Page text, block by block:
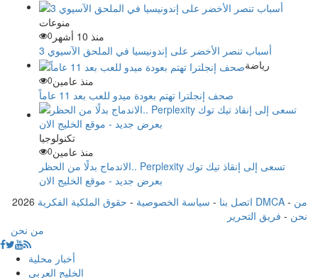
منوعات
منذ 10 أشهر
0
3 أسباب تنصر الأخضر على إندونيسيا في الملحق الآسيوي
رياضة
منذ عامين0
صحف إنجلترا تهتم بعودة ميدو للعب بعد 11 عاماً
تكنولوجيا
منذ عامين0
الاندماج بدلًا من الحظر.. Perplexity تسعى إلى إنقاذ تيك توك
بعرض جديد - موقع الخليج الان
2026
اتصل بنا - سياسة الخصوصية - حقوق الملكية الفكرية DMCA - من
نحن - فريق التحرير
من نحن
أخبار محلية
الخليج العربي